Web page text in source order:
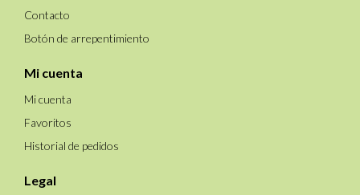
Contacto
Botón de arrepentimiento
Mi cuenta
Mi cuenta
Favoritos
Historial de pedidos
Legal